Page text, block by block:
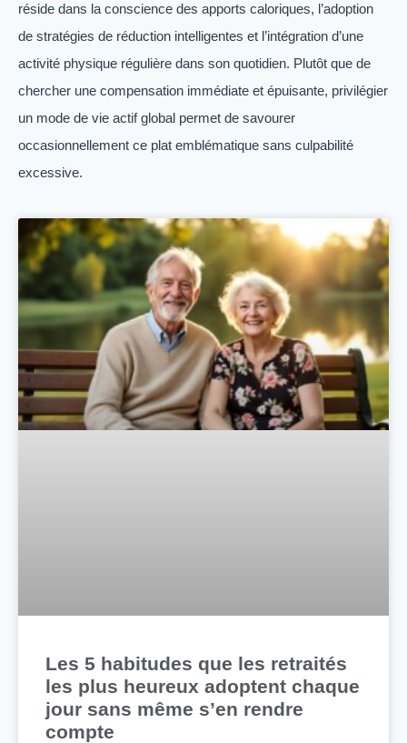
Les 5 habitudes que les retraités
les plus heureux adoptent chaque
jour sans même s’en rendre
compte
réside dans la conscience des apports caloriques, l’adoption
de stratégies de réduction intelligentes et l’intégration d’une
activité physique régulière dans son quotidien. Plutôt que de
chercher une compensation immédiate et épuisante, privilégier
un mode de vie actif global permet de savourer
occasionnellement ce plat emblématique sans culpabilité
excessive.